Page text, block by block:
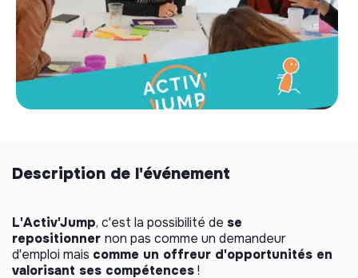
Description de l'événement
L'Activ'Jump, c'est la possibilité de se
repositionner non pas comme un demandeur
d'emploi mais comme un offreur d'opportunités en
valorisant ses compétences!